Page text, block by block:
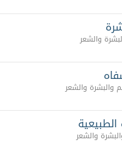
والشعر
والبشرة والشعر
والشعر